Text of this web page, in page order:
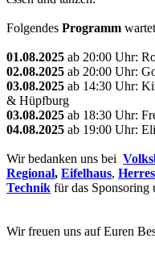
Folgendes Programm
01.08.2025 ab 20:00 Uhr:
02.08.2025 ab 20:00 Uhr:
03.08.2025 ab 14:30 Uhr:
& Hüpfburg
03.08.2025 ab 18:30 Uhr:
04.08.2025 ab 19:00 Uhr:
Wir bedanken uns bei
Regional, Eifelhaus,
Technik für das Sponsoring
Wir freuen uns auf Euren